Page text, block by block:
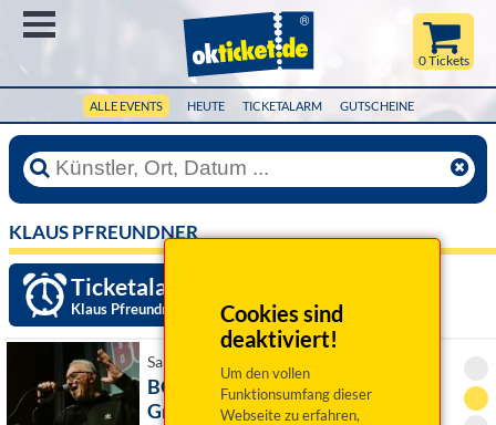
ALLE EVENTS HEUTE TICKETALARM GUTSCHEINE
0 Tickets
Cookies sind
deaktiviert!
Um den vollen
Funktionsumfang dieser
Webseite zu erfahren,
KLAUS PFREUNDNER
Ticketalarm einrichten »
Klaus Pfreundner
Sa 07. November 2026 20:00 Uhr
BOCHUM – A Tribute To Herbert
Grönemeyer